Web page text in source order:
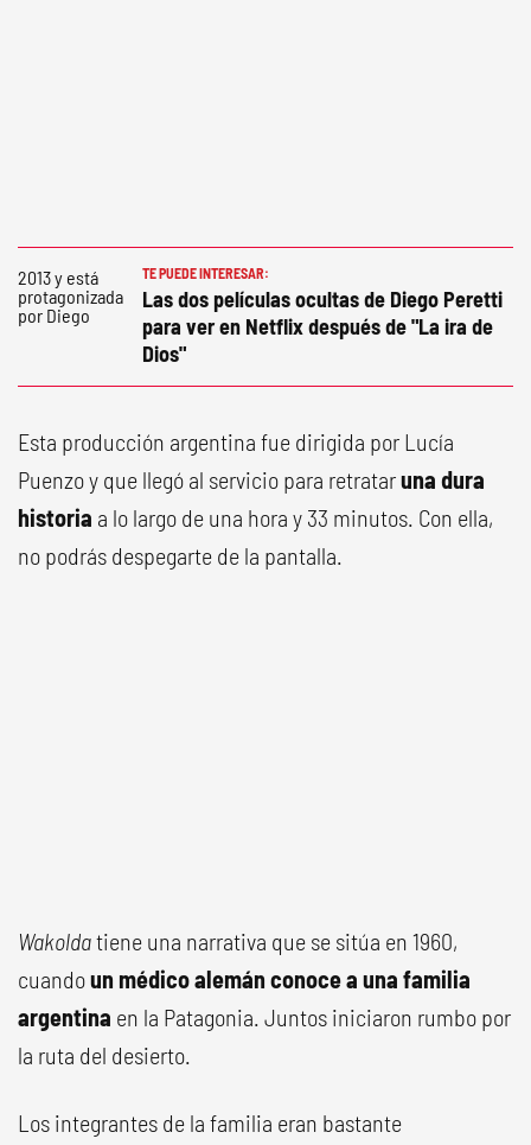
TE PUEDE INTERESAR:
Las dos películas ocultas de Diego Peretti
para ver en Netflix después de "La ira de
Dios"
Esta producción argentina fue dirigida por Lucía
Puenzo y que llegó al servicio para retrataruna dura
historia a lo largo de una hora y 33 minutos. Con ella,
no podrás despegarte de la pantalla.
Wakoldatiene una narrativa que se sitúa en 1960,
cuandoun médico alemán conoce a una familia
argentina en la Patagonia. Juntos iniciaron rumbo por
la ruta del desierto.
Los integrantes de la familia eran bastante